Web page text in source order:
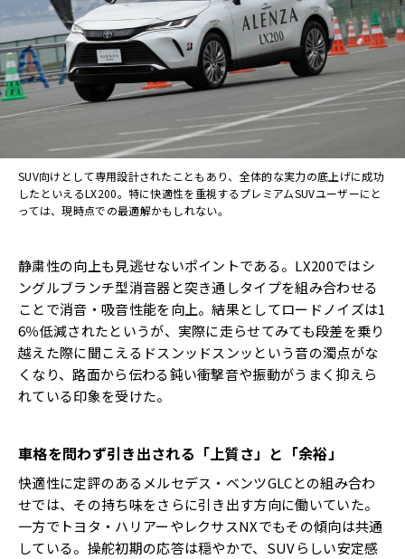
SUV向けとして専用設計されたこともあり、全体的な実力の底上げに成功
したといえるLX200。特に快適性を重視するプレミアムSUVユーザーにと
っては、現時点での最適解かもしれない。
静粛性の向上も見逃せないポイントである。LX200ではシ
ングルブランチ型消音器と突き通しタイプを組み合わせる
ことで消音・吸音性能を向上。結果としてロードノイズは1
6％低減されたというが、実際に走らせてみても段差を乗り
越えた際に聞こえるドスンッドスンッという音の濁点がな
くなり、路面から伝わる鈍い衝撃音や振動がうまく抑えら
れている印象を受けた。
車格を問わず引き出される「上質さ」と「余裕」
快適性に定評のあるメルセデス・ベンツGLCとの組み合わ
せでは、その持ち味をさらに引き出す方向に働いていた。
一方でトヨタ・ハリアーやレクサスNXでもその傾向は共通
している。操舵初期の応答は穏やかで、SUVらしい安定感